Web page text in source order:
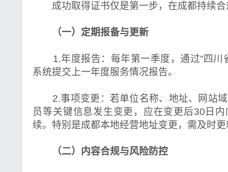
成功取得证书仅是第一步，在成都持续合
（一）定期报备与更新
1.年度报告：每年第一季度，通过“四川
系统提交上一年度服务情况报告。
2.事项变更：若单位名称、地址、网站域
员等关键信息发生变更，应在变更后30日
续。特别是成都本地经营地址变更，需及时
（二）内容合规与风险防控